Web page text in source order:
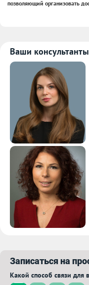
позволяющий организовать
Ваши консультанты
Записаться на
Какой способ связи для